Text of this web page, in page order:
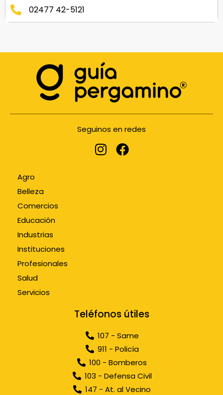
02477 42-5121
Seguinos en redes
Agro
Belleza
Comercios
Educación
Industrias
Instituciones
Profesionales
Salud
Servicios
Teléfonos útiles
107 - Same
911 - Policía
100 - Bomberos
103 - Defensa Civil
147 - At. al Vecino